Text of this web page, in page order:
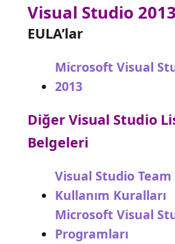
Visual Studio 2013
EULA’lar
Microsoft Visual
2013
Diğer Visual Studio
Belgeleri
Visual Studio Team
Kullanım Kuralları
Microsoft Visual
Programları